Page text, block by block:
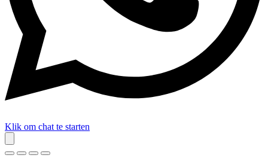
Klik om chat te starten